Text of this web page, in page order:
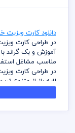
دانلود کارت ویزیت
در طراحی کارت
آموزش و بک گراند
مناسب مشاغل
در طراحی کارت
لایه باز از متنوع
شما بتوانید لایه
استفاده نمائید
در طراحی کارت